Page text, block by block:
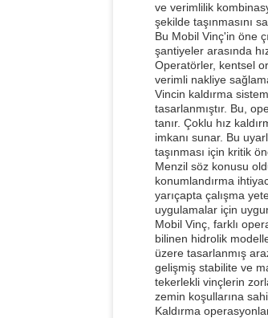
ve verimlilik
şekilde taşınmasını
Bu Mobil Vinç'in öne
şantiyeler arasında
Operatörler, kentsel
verimli nakliye
Vincin kaldırma
tasarlanmıştır. Bu,
tanır. Çoklu hız
imkanı sunar. Bu
taşınması için kritik
Menzil söz konusu
konumlandırma
yarıçapta çalışma
uygulamalar için
Mobil Vinç, farklı
bilinen hidrolik
üzere tasarlanmış
gelişmiş stabilite ve
tekerlekli vinçlerin
zemin koşullarına
Kaldırma